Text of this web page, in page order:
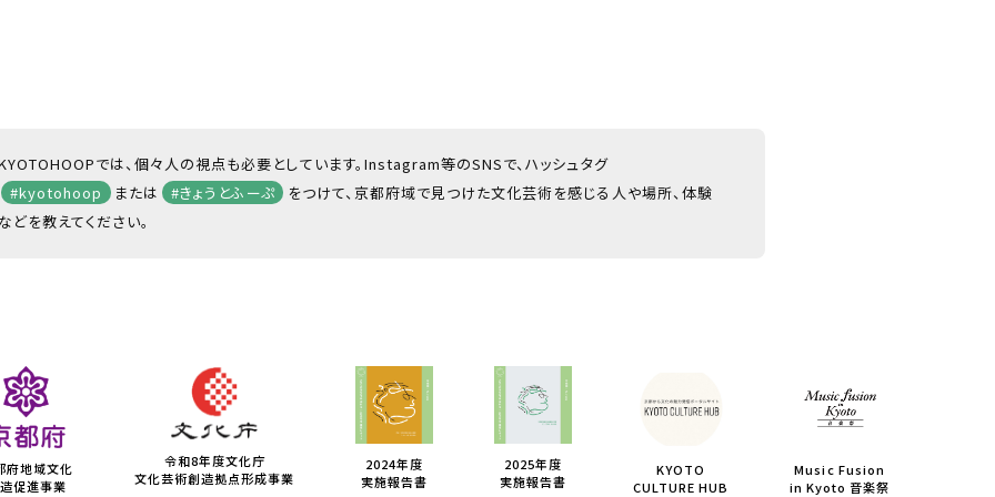
では、個々人の視点も必要としています。Instagram等のSNSで、ハッシュタグ
#kyotohoop
または #きょうとふーぷ
をつけて、京都府域で見つけた文化芸術を感じる人や場所、体験
どを教えてください。
府地域文化
促進事業
令和8年度文化庁
文化芸術創造拠点形成事業
2024年度
実施報告書
2025年度
実施報告書
KYOTO
CULTURE HUB
Music Fusion
in Kyoto 音楽祭